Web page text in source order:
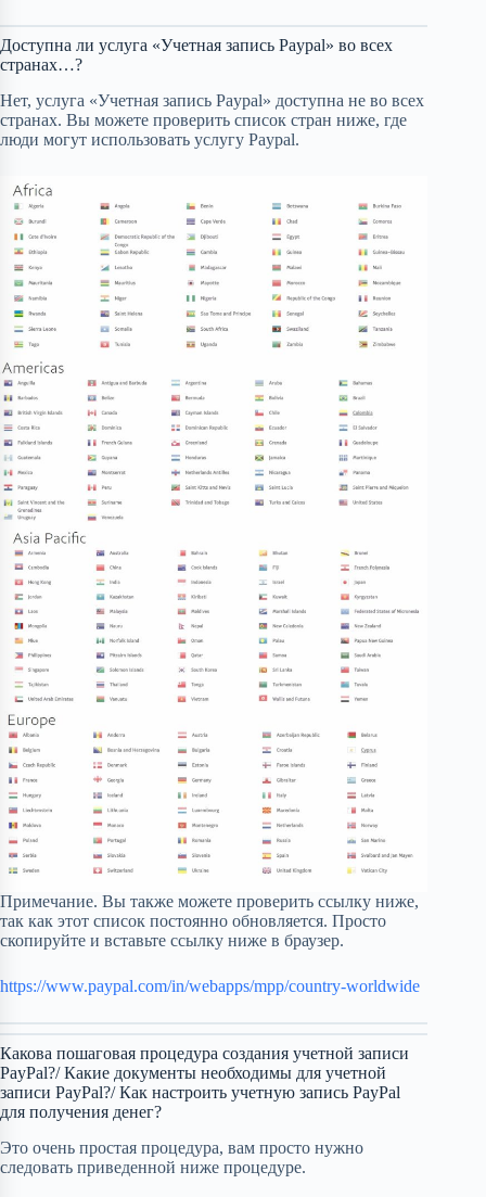
Доступна ли услуга «Учетная запись Paypal» во всех
странах…?
Нет, услуга «Учетная запись Paypal» доступна не во всех
странах. Вы можете проверить список стран ниже, где
люди могут использовать услугу Paypal.
Примечание. Вы также можете проверить ссылку ниже,
так как этот список постоянно обновляется. Просто
скопируйте и вставьте ссылку ниже в браузер.
https://www.paypal.com/in/webapps/mpp/country-worldwide
Какова пошаговая процедура создания учетной записи
PayPal?/ Какие документы необходимы для учетной
записи PayPal?/ Как настроить учетную запись PayPal
для получения денег?
Это очень простая процедура, вам просто нужно
следовать приведенной ниже процедуре.